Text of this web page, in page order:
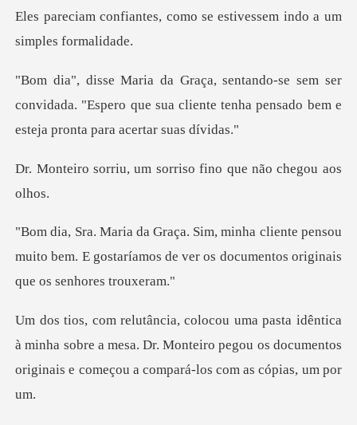
Eles pareci
ser
convidada. "Espero que sua cliente tenha pens
um sorriso fino que
nte pensou
muito bem. E gostaríamos de ver os
à minha sobre a mesa. Dr. Monteiro pegou os documentos
o